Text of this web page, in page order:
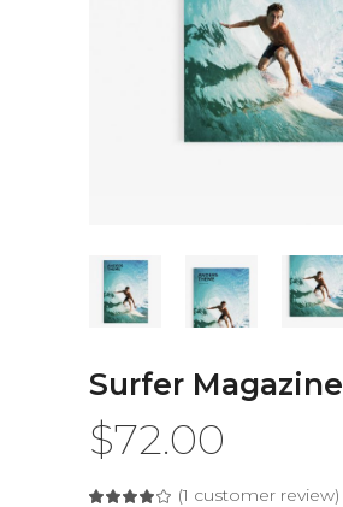
Surfer Magazine
$72.00
Rated
1
(1 customer review)